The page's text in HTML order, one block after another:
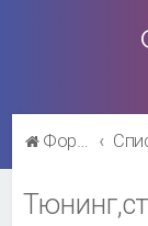
Форум Рено